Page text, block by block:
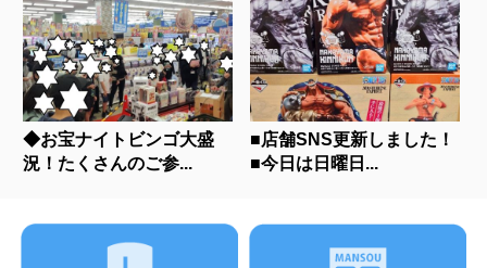
◆お宝ナイトビンゴ大盛
況！たくさんのご参...
■店舗SNS更新しました！
■今日は日曜日...